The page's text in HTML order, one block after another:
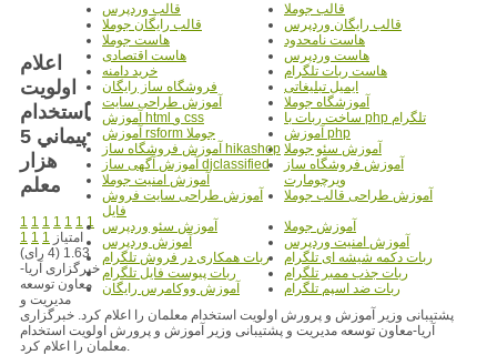
قالب جوملا
قالب وردپرس
قالب رایگان وردپرس
قالب رایگان جوملا
هاست نامحدود
هاست جوملا
هاست وردپرس
هاست اقتصادی
هاست ربات تلگرام
خرید دامنه
ایمیل تبلیغاتی
فروشگاه ساز رایگان
آموزشگاه جوملا
آموزش طراحی سایت
ساخت ربات با php تلگرام
آموزش html و css
آموزش php
آموزش rsform جوملا
آموزش سئو جوملا آموزش فروشگاه ساز hikashop
آموزش فروشگاه ساز
ویرچومارت
آموزش آگهی ساز djclassified
آموزش امنیت جوملا
آموزش طراحی قالب جوملا
آموزش طراحی سایت فروش
فایل
آموزش جوملا
آموزش سئو وردپرس
آموزش امنیت وردپرس
آموزش وردپرس
ربات دکمه شیشه ای تلگرام
ربات همکاری در فروش تلگرام
ربات جذب ممبر تلگرام
ربات پیوست فایل تلگرام
ربات ضد اسپم تلگرام
آموزش ووکامرس رایگان
اعلام
اولويت
استخدام
پيماني 5
هزار
معلم
1 1 1 1 1 1 1
1 1 1 امتیاز
1.63 (4 رای)
خبرگزاری آریا-
معاون توسعه
مدیریت و
پشتیبانی وزیر آموزش و پرورش اولویت استخدام معلمان را اعلام کرد. خبرگزاری
آریا-معاون توسعه مدیریت و پشتیبانی وزیر آموزش و پرورش اولویت استخدام
معلمان را اعلام کرد.